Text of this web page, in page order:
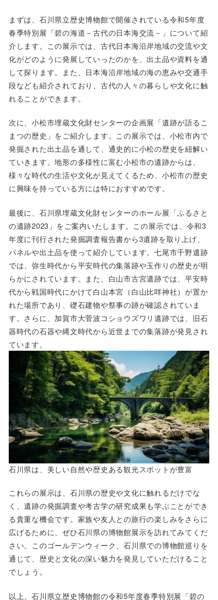
まずは、石川県立歴史博物館で開催されている令和5年度
春季特別展「碧の海道－古代の日本海交流－」について紹
介します。この展示では、古代日本海沿岸地域の交流や文
化がどのように発展していったのかを、出土品や資料を通
して探ります。また、日本海沿岸地域の海の恵みや交通手
段なども紹介されており、古代の人々の暮らしや文化に触
れることができます。
次に、小松市埋蔵文化財センターの企画展「遺跡が語るこ
まつの歴史」をご紹介します。この展示では、小松市内で
発掘された出土品を通して、通史的に小松の歴史を紐解い
ていきます。地形の多様性に富む小松市の遺跡からは、
様々な時代の生活や文化が見えてくるため、小松市の歴史
に興味を持っている方には特におすすめです。
最後に、石川県埋蔵文化財センターのホール展「ふるさと
の遺跡2023」をご案内いたします。この展示では、令和3
年度に刊行された発掘調査報告書から3遺跡を取り上げ、
パネルや出土品を使って紹介しています。七尾市千野遺跡
では、弥生時代から平安時代の集落跡や玉作りの歴史が明
らかにされています。また、白山市古宮遺跡では、平安時
代から戦国時代にかけて白山本宮（白山比咩神社）が置か
れた場所であり、礎石建物や祭事の跡が確認されていま
す。さらに、加賀市大菅波コショウズワリ遺跡では、旧石
器時代の石器や縄文時代から近世までの集落跡が発見され
ています。
石川県は、美しい自然や歴史ある観光スポットが豊富
これらの展示は、石川県の歴史や文化に触れるだけでな
く、遺跡の発掘調査や考古学の研究成果も学ぶことができ
る貴重な機会です。家族や友人との旅行の楽しみをさらに
広げるために、ぜひ石川県の博物館展示を訪れてみてくだ
さい。このゴールデンウィーク、石川県での博物館巡りを
通じて、歴史と文化の深い魅力を発見していただけること
でしょう。
以上、石川県立歴史博物館の令和5年度春季特別展「碧の